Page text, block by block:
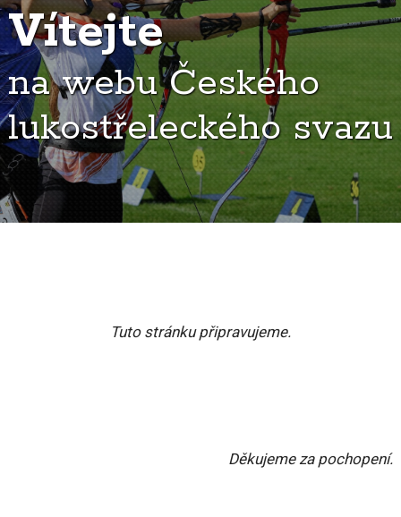
Vítejte
na webu Českého
lukostřeleckého svazu
Tuto stránku připravujeme.
Děkujeme za pochopení.